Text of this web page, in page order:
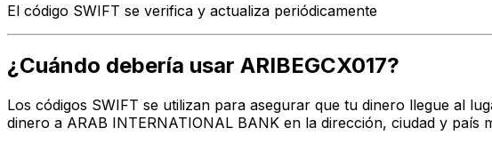
El código SWIFT se verifica y actualiza periódicamente
¿Cuándo debería usar ARIBEGCX017?
Los códigos SWIFT se utilizan para asegurar que tu dinero llegue al
dinero a ARAB INTERNATIONAL BANK en la dirección, ciudad y